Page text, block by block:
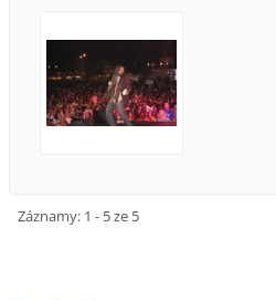
Záznamy: 1 - 5 ze 5